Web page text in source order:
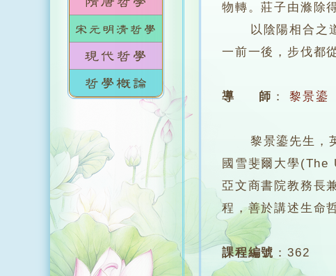
物轉。莊子由滌除
以陰陽相合之道
一前一後，步伐都
導 師 ： 黎景鎏
黎景鎏先生，英
國雪斐爾大學
亞文商書院教務長
程，善於講述生命
課程編號 ：362